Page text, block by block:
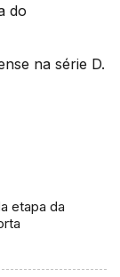
do
na série D.
etapa da